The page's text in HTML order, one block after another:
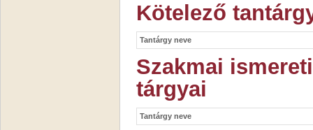
Kötelező
Tantárgy neve
Szakmai
tárgyai
Tantárgy neve